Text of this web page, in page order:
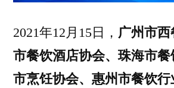
2021年12月15日， 广州市
市餐饮酒店协会、珠海市
市烹饪协会、惠州市餐饮行